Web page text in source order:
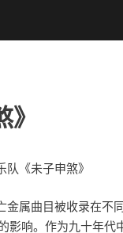
属曲目被收录在不
响。作为九十年